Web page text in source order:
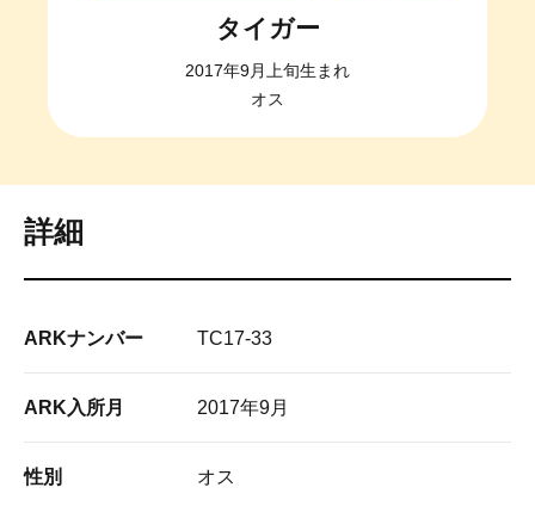
タイガー
2017年9月上旬生まれ
オス
詳細
ARKナンバー TC17-33
ARK入所月 2017年9月
性別 オス